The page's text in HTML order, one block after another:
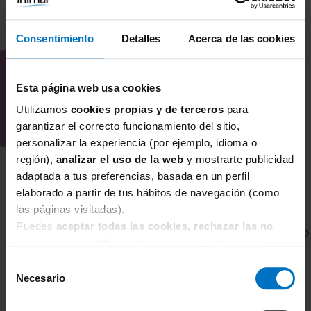
Consentimiento Detalles Acerca de las cookies
Esta página web usa cookies
Utilizamos cookies propias y de terceros para
garantizar el correcto funcionamiento del sitio,
personalizar la experiencia (por ejemplo, idioma o
región), analizar el uso de la web y mostrarte publicidad
adaptada a tus preferencias, basada en un perfil
elaborado a partir de tus hábitos de navegación (como
las páginas visitadas).
Puedes aceptar todas las cookies, rechazar las no
Necesario
COMBÍNALO CON